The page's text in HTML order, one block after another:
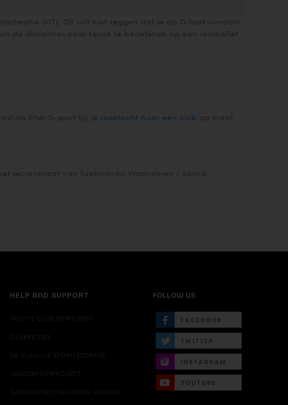
(WT). Dit wilt niet zeggen dat je als G-taekwondoïn
de disciplines naar keuze te beoefenen op een recreatief
de filter G-sport bij je zoektocht naar een club op maat
secretariaat van Taekwondo Vlaanderen ( Sarina
HELP AND SUPPORT
NIEUWE CLUB OPRICHTEN
CLUBBEZOEK
DE VLAAMSE SPORTFEDERATIE
JEUGDSPORTPROJECT
GRENSOVERSCHRIJDEND GEDRAG
FOLLOW US